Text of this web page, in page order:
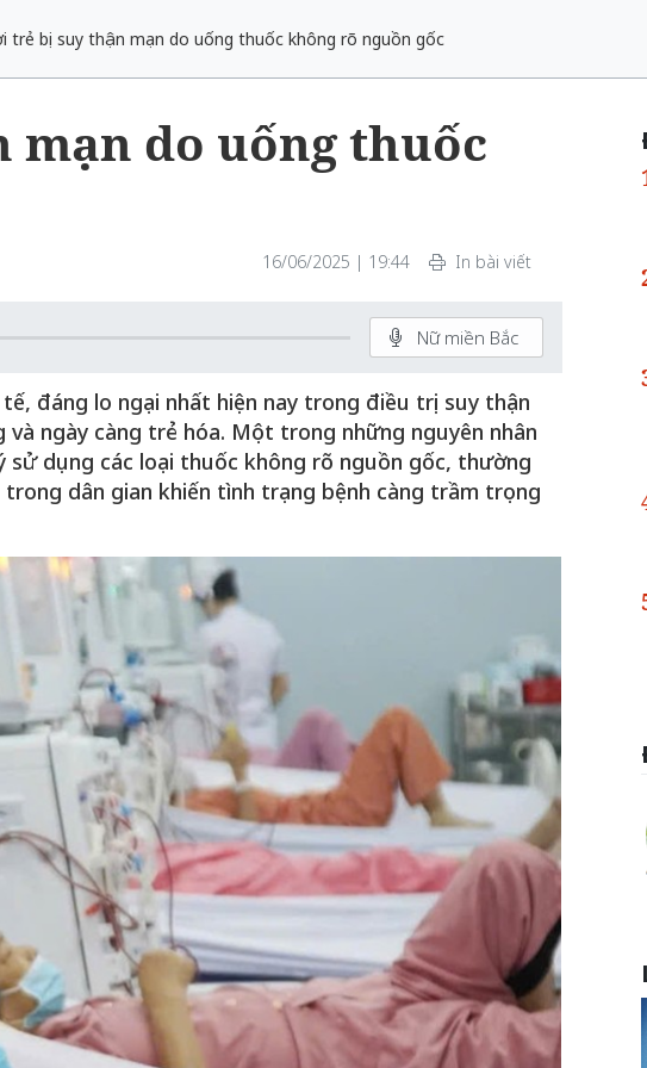
trẻ bị suy thận mạn do uống thuốc không rõ nguồn gốc
do uống thuốc
16/06/2025 | 19:44 In bài viết
Nữ miền Bắc
đáng lo ngại nhất hiện nay trong điều trị suy thận
ngày càng trẻ hóa. Một trong những nguyên nhân
dụng các loại thuốc không rõ nguồn gốc, thường
dân gian khiến tình trạng bệnh càng trầm trọng
Bắc Biên - Giữ một ngôi
làng ven sông Hồng của Hà
Nội
TS. Trần Kim Hào